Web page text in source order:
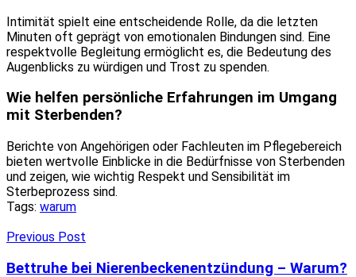
Intimität spielt eine entscheidende Rolle, da die letzten
Minuten oft geprägt von emotionalen Bindungen sind. Eine
respektvolle Begleitung ermöglicht es, die Bedeutung des
Augenblicks zu würdigen und Trost zu spenden.
Wie helfen persönliche Erfahrungen im Umgang
mit Sterbenden?
Berichte von Angehörigen oder Fachleuten im Pflegebereich
bieten wertvolle Einblicke in die Bedürfnisse von Sterbenden
und zeigen, wie wichtig Respekt und Sensibilität im
Sterbeprozess sind.
Tags: warum
Previous Post
Bettruhe bei Nierenbeckenentzündung – Warum?